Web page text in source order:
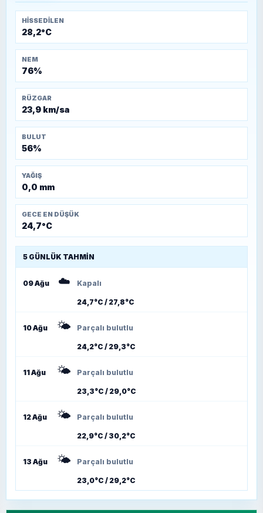
HISSEDILEN
28,2°C
NEM
76%
RÜZGAR
23,9 km/sa
BULUT
56%
YAĞIŞ
0,0 mm
GECE EN DÜŞÜK
24,7°C
5 GÜNLÜK TAHMIN
09 Ağu ☁️ Kapalı
24,7°C / 27,8°C
10 Ağu 🌤️ Parçalı bulutlu
24,2°C / 29,3°C
11 Ağu 🌤️ Parçalı bulutlu
23,3°C / 29,0°C
12 Ağu 🌤️ Parçalı bulutlu
22,9°C / 30,2°C
13 Ağu 🌤️ Parçalı bulutlu
23,0°C / 29,2°C